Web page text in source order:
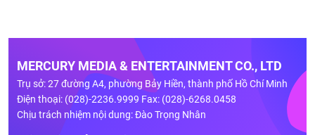
MERCURY MEDIA & ENTERTAINMENT CO., LTD
Trụ sở: 27 đường A4, phường Bảy Hiền, thành phố Hồ Chí Minh
Điện thoại: (028)-2236.9999 Fax: (028)-6268.0458
Chịu trách nhiệm nội dung: Đào Trọng Nhân